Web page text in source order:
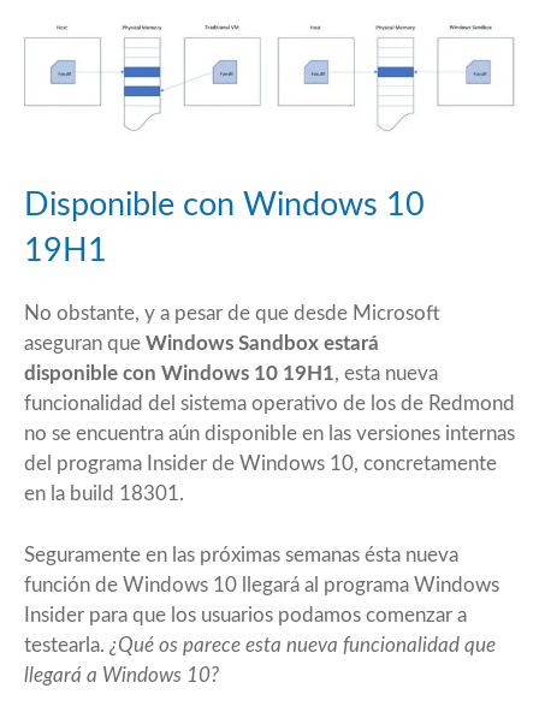
Disponible con Windows 10
19H1
No obstante, y a pesar de que desde Microsoft
aseguran que Windows Sandbox estará
disponible con Windows 10 19H1, esta nueva
funcionalidad del sistema operativo de los de Redmond
no se encuentra aún disponible en las versiones internas
del programa Insider de Windows 10, concretamente
en la build 18301.
Seguramente en las próximas semanas ésta nueva
función de Windows 10 llegará al programa Windows
Insider para que los usuarios podamos comenzar a
testearla. ¿Qué os parece esta nueva funcionalidad que
llegará a Windows 10?